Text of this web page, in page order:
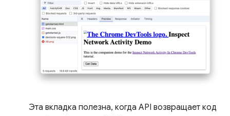
Эта вкладка полезна, когда API возвращает код